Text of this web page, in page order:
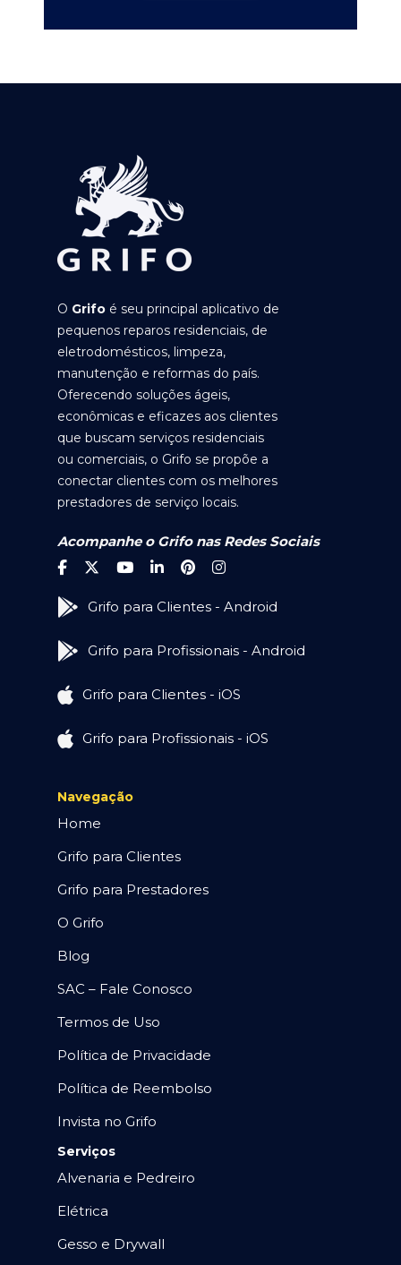
O Grifo é seu principal aplicativo de
pequenos reparos residenciais, de
eletrodomésticos, limpeza,
manutenção e reformas do país.
Oferecendo soluções ágeis,
econômicas e eficazes aos clientes
que buscam serviços residenciais
ou comerciais, o Grifo se propõe a
conectar clientes com os melhores
prestadores de serviço locais.
Acompanhe o Grifo nas Redes Sociais
Grifo para Clientes - Android
Grifo para Profissionais - Android
Grifo para Clientes - iOS
Grifo para Profissionais - iOS
Navegação
Home
Grifo para Clientes
Grifo para Prestadores
O Grifo
Blog
SAC – Fale Conosco
Termos de Uso
Política de Privacidade
Política de Reembolso
Invista no Grifo
Serviços
Alvenaria e Pedreiro
Elétrica
Gesso e Drywall